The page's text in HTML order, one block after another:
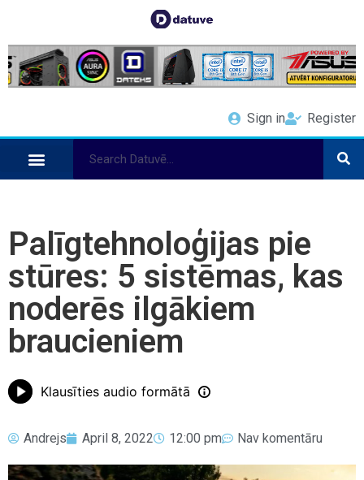
Sign in Register
Palīgtehnoloģijas pie
stūres: 5 sistēmas, kas
noderēs ilgākiem
braucieniem
Klausīties audio formātā
Andrejs April 8, 2022 12:00 pm Nav komentāru